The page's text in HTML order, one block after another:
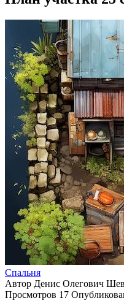
Спальня
Автор Денис Олегович
Просмотров 17